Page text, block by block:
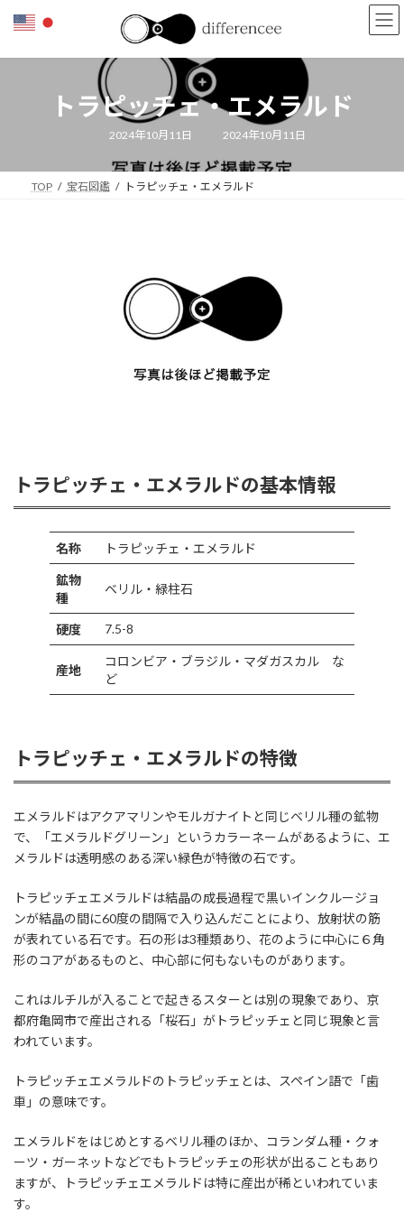
ン
プ
ー
動
トラピッチェ・エメラルド
2024年10月11日
最
新
時
2024年10月11日
TOP 宝石図鑑 トラピッチェ・エメラルド
トラピッチェ・エメラルドの基本情報
名称 トラピッチェ・エメラルド
鉱物
種
ベリル・緑柱石
硬度 7.5-8
産地
コロンビア・ブラジル・マダガスカル な
ど
トラピッチェ・エメラルドの特徴
エメラルドはアクアマリンやモルガナイトと同じベリル種の鉱物
で、「エメラルドグリーン」というカラーネームがあるように、エ
メラルドは透明感のある深い緑色が特徴の石です。
トラピッチェエメラルドは結晶の成長過程で黒いインクルージョ
ンが結晶の間に60度の間隔で入り込んだことにより、放射状の筋
が表れている石です。石の形は3種類あり、花のように中心に６角
形のコアがあるものと、中心部に何もないものがあります。
これはルチルが入ることで起きるスターとは別の現象であり、京
都府亀岡市で産出される「桜石」がトラピッチェと同じ現象と言
われています。
トラピッチェエメラルドのトラピッチェとは、スペイン語で「歯
車」の意味です。
エメラルドをはじめとするベリル種のほか、コランダム種・クォ
ーツ・ガーネットなどでもトラピッチェの形状が出ることもあり
ますが、トラピッチェエメラルドは特に産出が稀といわれていま
す。